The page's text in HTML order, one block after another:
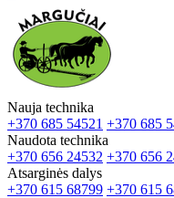
Nauja technika
+370 685 54521 +370 685
Naudota technika
+370 656 24532 +370 656
Atsarginės dalys
+370 615 68799 +370 615